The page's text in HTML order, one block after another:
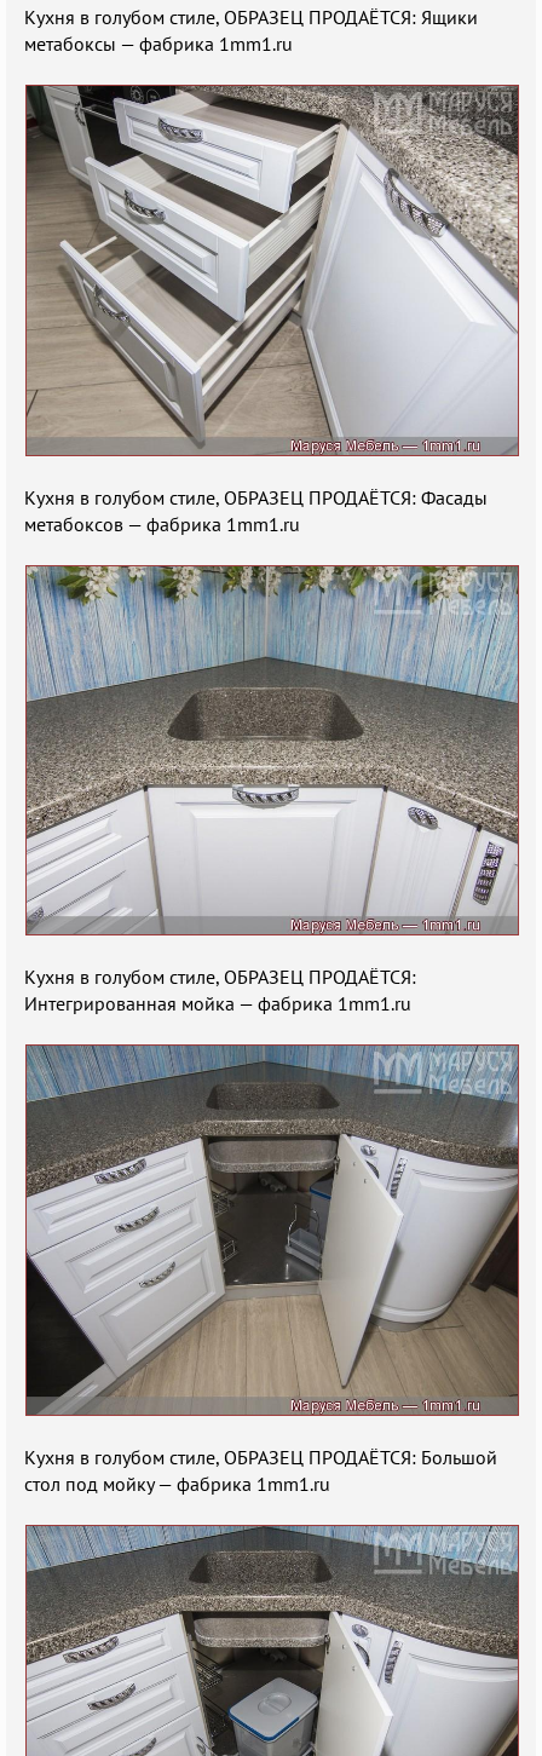
Кухня в голубом стиле, ОБРАЗЕЦ ПРОДАЁТСЯ: Ящики
метабоксы — фабрика 1mm1.ru
Кухня в голубом стиле, ОБРАЗЕЦ ПРОДАЁТСЯ: Фасады
метабоксов — фабрика 1mm1.ru
Кухня в голубом стиле, ОБРАЗЕЦ ПРОДАЁТСЯ:
Интегрированная мойка — фабрика 1mm1.ru
Кухня в голубом стиле, ОБРАЗЕЦ ПРОДАЁТСЯ: Большой
стол под мойку — фабрика 1mm1.ru